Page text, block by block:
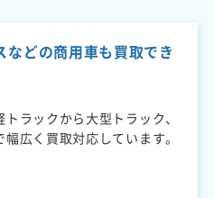
などの商用車も買取でき
ラックから大型トラック、
広く買取対応しています。